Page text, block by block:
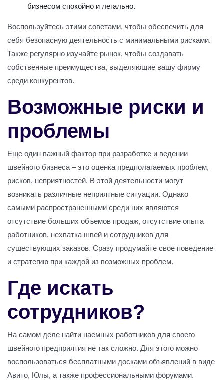
бизнесом спокойно и легально.
Воспользуйтесь этими советами, чтобы обеспечить для
себя безопасную деятельность с минимальными рисками.
Также регулярно изучайте рынок, чтобы создавать
собственные преимущества, выделяющие вашу фирму
среди конкурентов.
Возможные риски и
проблемы
Еще один важный фактор при разработке и ведении
швейного бизнеса – это оценка предполагаемых проблем,
рисков, неприятностей. В этой деятельности могут
возникать различные неприятные ситуации. Однако
самыми распространенными среди них являются
отсутствие больших объемов продаж, отсутствие опыта
работников, нехватка швей и сотрудников для
существующих заказов. Сразу продумайте свое поведение
и стратегию при каждой из возможных проблем.
Где искать
сотрудников?
На самом деле найти наемных работников для своего
швейного предприятия не так сложно. Для этого можно
воспользоваться бесплатными досками объявлений в виде
Авито, Юлы, а также профессиональными форумами.